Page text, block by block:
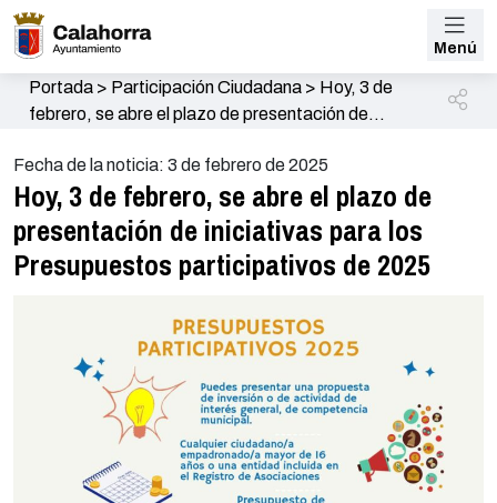
Menú
Portada> Participación Ciudadana> Hoy, 3 de
febrero, se abre el plazo de presentación de
2025
Fecha de la noticia: 3 de febrero de 2025
Hoy, 3 de febrero, se abre el plazo de
presentación de iniciativas para los
Presupuestos participativos de 2025